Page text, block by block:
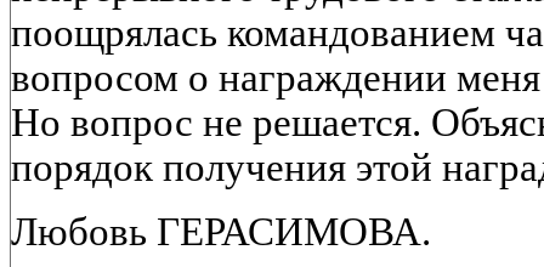
поощрялась командованием
вопросом о награждении
Но вопрос не решается.
порядок получения этой
Любовь ГЕРАСИМОВА.